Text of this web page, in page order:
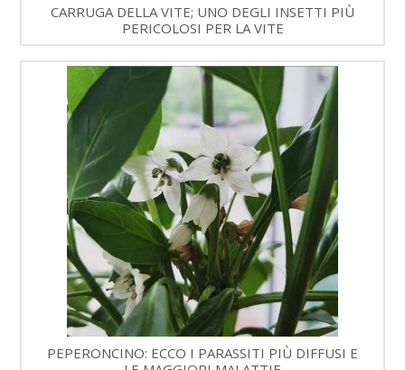
CARRUGA DELLA VITE; UNO DEGLI INSETTI PIÙ
PERICOLOSI PER LA VITE
PEPERONCINO: ECCO I PARASSITI PIÙ DIFFUSI E